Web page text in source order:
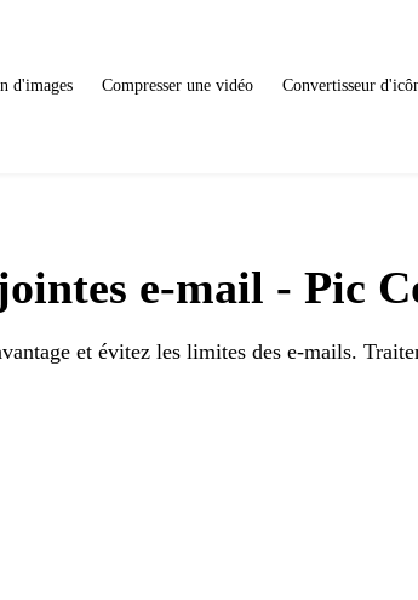
d'images Compresser une vidéo Convertisseur
e-mail - Pic
et évitez les limites des e-mails.